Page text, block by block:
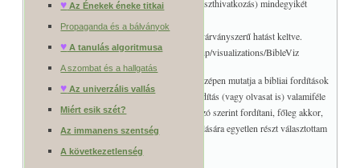
♥ Az Énekek éneke titkai
Propaganda és a bálványok
♥ A tanulás algoritmusa
A szombat és a hallgatás
♥ Az univerzális vallás
Miért esik szét?
Az immanens szentség
A következetlenség
A Bibliában található63 779 hivatkozás
(kereszthivatkozás) mindegyikét
A szín megfelel a két fejezet távolságának, szivárványszerű hatást keltve.
Forrás: https://www.chrisharrison.net/index.php/visualizations/BibleViz
Viszont egy dolgot mégis megemlítenék, ami szépen mutatja a bibliai fordítások
(illetve értelmezések) problémáját. Minden fordítás (vagy olvasat is) valamiféle
értelmezéssel is jár, mert nem lehet pontosan szó szerint fordítani, főleg akkor,
ha a szöveg költészet. Ennek markáns illusztrálására egyetlen részt választottam